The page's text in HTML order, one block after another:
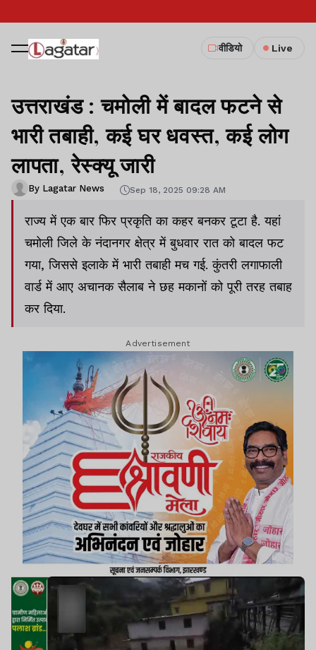
वीडियो Live
उत्तराखंड : चमोली में बादल फटने से
भारी तबाही, कई घर धवस्त, कई लोग
लापता, रेस्क्यू जारी
By Lagatar News Sep 18, 2025 09:28 AM
राज्य में एक बार फिर प्रकृति का कहर बनकर टूटा है. यहां
चमोली जिले के नंदानगर क्षेत्र में बुधवार रात को बादल फट
गया, जिससे इलाके में भारी तबाही मच गई. कुंतरी लगाफाली
वार्ड में आए अचानक सैलाब ने छह मकानों को पूरी तरह तबाह
कर दिया.
Advertisement